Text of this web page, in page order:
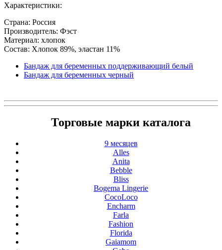
Характеристики:
Страна: Россия
Производитель: Фэст
Материал: хлопок
Состав: Хлопок 89%, эластан 11%
Бандаж для беременных поддерживающий белый
Бандаж для беременных черный
Торговые марки каталога
9 месяцев
Alles
Anita
Bebble
Bliss
Bogema Lingerie
CocoLoco
Encharm
Farla
Fashion
Florida
Gaiamom